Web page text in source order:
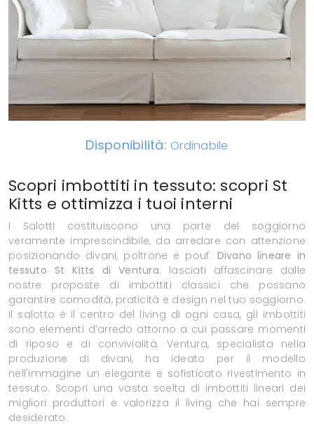
Disponibilità: Ordinabile
Scopri imbottiti in tessuto: scopri St
Kitts e ottimizza i tuoi interni
I Salotti costituiscono una parte del soggiorno
veramente imprescindibile, da arredare con attenzione
posizionando divani, poltrone e pouf. Divano lineare in
tessuto St Kitts di Ventura: lasciati affascinare dalle
nostre proposte di imbottiti classici che possano
garantire comodità, praticità e design nel tuo soggiorno.
Il salotto è il centro del living di ogni casa, gli imbottiti
sono elementi d’arredo attorno a cui passare momenti
di riposo e di convivialità. Ventura, specialista nella
produzione di divani, ha ideato per il modello
nell'immagine un elegante e sofisticato rivestimento in
tessuto. Scopri una vasta scelta di imbottiti lineari dei
migliori produttori e valorizza il living che hai sempre
desiderato.